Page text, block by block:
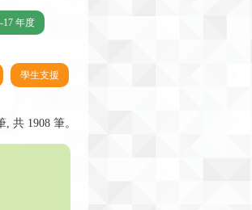
17 年度
學生支援
, 共 1908 筆。